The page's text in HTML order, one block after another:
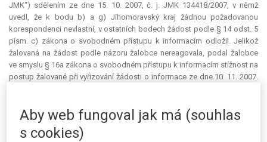
JMK“) sdělením ze dne 15. 10. 2007, č. j. JMK 134418/2007, v němž
uvedl, že k bodu b) a g) Jihomoravský kraj žádnou požadovanou
korespondenci nevlastní, v ostatních bodech žádost podle § 14 odst. 5
písm. c) zákona o svobodném přístupu k informacím odložil. Jelikož
žalovaná na žádost podle názoru žalobce nereagovala, podal žalobce
ve smyslu § 16a zákona o svobodném přístupu k informacím stížnost na
postup žalované při vyřizování žádosti o informace ze dne 10. 11. 2007.
f), ve zbývajících částech postup KÚ JMK potvrdilo. Následně KÚ JMK
ve sdělení ze dne 20. 12. 2007, č. j. JMK 130639/2007, žalobci
odpověděl, že radní Ing. arch. P. ve svém sdělení vycházela pouze z
Aby web fungoval jak má (souhlas
s cookies)